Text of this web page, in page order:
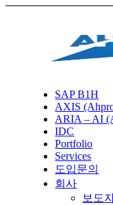
SAP B1H
AXIS
ARIA – AI
IDC
Portfolio
Services
도입문의
회사
보도